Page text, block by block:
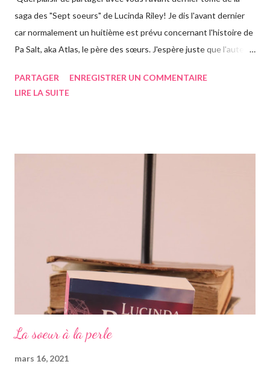
saga des "Sept soeurs" de Lucinda Riley! Je dis l'avant dernier
car normalement un huitième est prévu concernant l'histoire de
Pa Salt, aka Atlas, le père des sœurs. J'espère juste que l'auteur
Chose que j'ai d'ailleurs apprise en commençant le roman, ça m'a
rapidement, un vieil homme de plus de quatre-vingts-ans a
adopté six filles, issues de ses voyages qu'il élève à Genève en
également par Marina, appelée Ma, leur gouvernante/nounou
PARTAGER
ENREGISTRER UN COMMENTAIRE
LIRE LA SUITE
La soeur à la perle
mars 16, 2021